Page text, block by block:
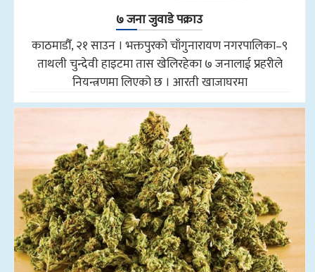
७ जना जुवाडे पक्राउ
काठमाडौँ, २१ साउन । भक्तपुरको चाँगुनारायण नगरपालिका–९
ताथली चुन्देवी हाइटमा तास खेलिरहेका ७ जनालाई प्रहरीले
नियन्त्रणमा लिएको छ । आरती खाजाघरमा